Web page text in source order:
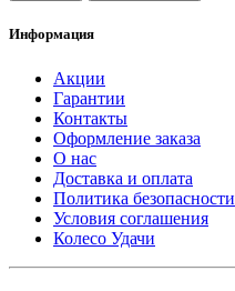
Информация
Акции
Гарантии
Контакты
Оформление заказа
О нас
Доставка и оплата
Политика безопасности
Условия соглашения
Колесо Удачи